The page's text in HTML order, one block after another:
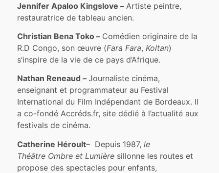
Jennifer Apaloo Kingslove – Artiste peintre,
restauratrice de tableau ancien.
Christian Bena Toko – Comédien originaire de la
R.D Congo, son œuvre (Fara Fara, Koltan)
s’inspire de la vie de ce pays d’Afrique.
Nathan Reneaud –Journaliste cinéma,
enseignant et programmateur au Festival
International du Film Indépendant de Bordeaux. Il
a co-fondé Accréds.fr, site dédié à l’actualité aux
festivals de cinéma.
Catherine Héroult– Depuis 1987,le
Théâtre Ombre et Lumière sillonne les routes et
propose des spectacles pour enfants,